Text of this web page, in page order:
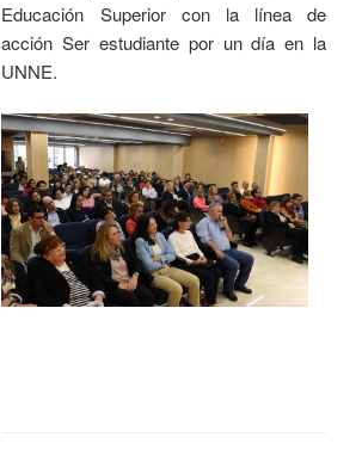
Educación Superior con la línea de
acción Ser estudiante por un día en la
UNNE.